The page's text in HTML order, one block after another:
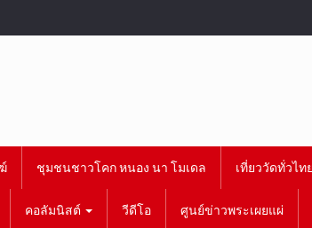
ชุมชนชาวโคก หนอง นา โมเดล เที่ยววัดทั่วไทย
คอลัมนิสต์ วีดีโอ ศูนย์ข่าวพระเผยแผ่